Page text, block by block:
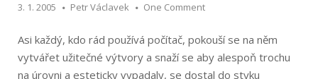
3. 1. 2005 Petr Václavek One Comment
Asi každý, kdo rád používá počítač, pokouší se na něm
vytvářet užitečné výtvory a snaží se aby alespoň trochu
na úrovni a esteticky vypadaly, se dostal do styku